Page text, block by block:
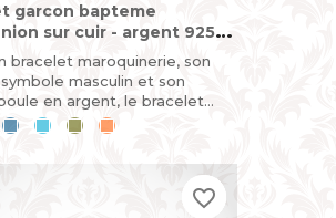
garcon bapteme
sur cuir - argent 925
bracelet maroquinerie, son
masculin et son
en argent, le bracelet
BOY est démontable et
BleuBleuKakiMandarine
favorite_border
favorite_border
favorite_border